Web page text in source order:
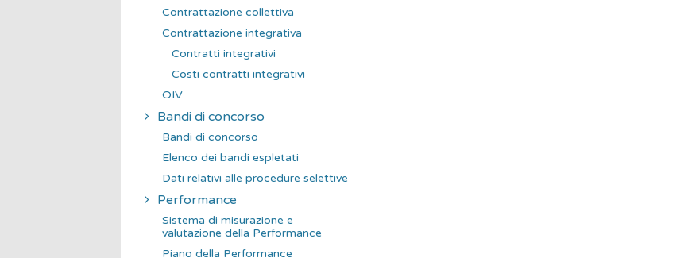
Contrattazione collettiva
Contrattazione integrativa
Contratti integrativi
Costi contratti integrativi
OIV
Bandi di concorso
Bandi di concorso
Elenco dei bandi espletati
Dati relativi alle procedure selettive
Performance
Sistema di misurazione e
valutazione della Performance
Piano della Performance